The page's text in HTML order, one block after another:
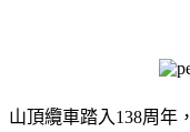
山頂纜車踏入138周年